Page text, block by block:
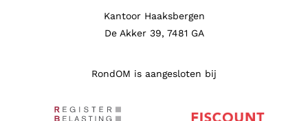
Kantoor Haaksbergen
De Akker 39, 7481 GA
RondOM is aangesloten bij